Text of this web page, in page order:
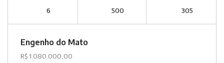
6 500 305
Engenho do Mato
R$ 1.080.000,00